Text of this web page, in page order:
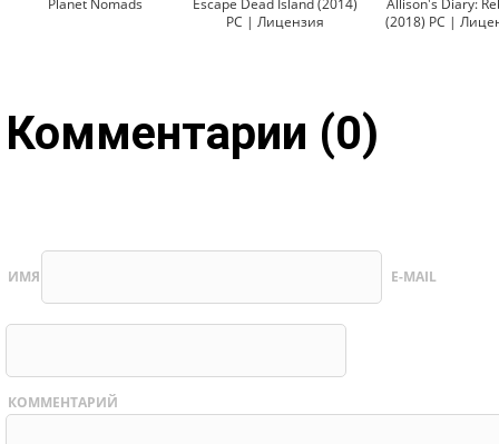
Planet Nomads
Escape Dead Island (2014)
PC | Лицензия
Allison's Diary:
(2018) PC |
Комментарии (0)
ИМЯ E-MAIL
КОММЕНТАРИЙ